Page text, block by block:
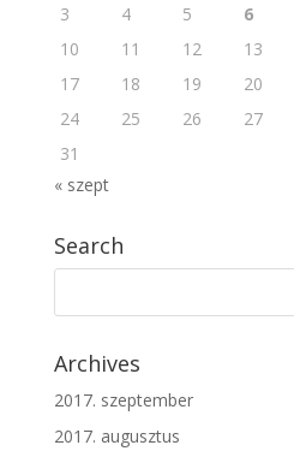
3
4 5 6
10
11 12 13
17
18 19 20
24
25 26 27
31
« szept
Search
Archives
2017. szeptember
2017. augusztus